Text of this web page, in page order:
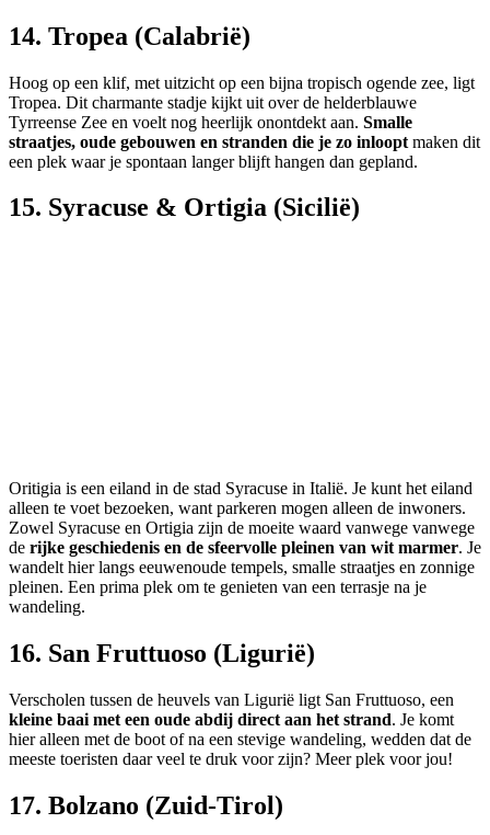
14. Tropea (Calabrië)
Hoog op een klif, met uitzicht op een bijna tropisch ogende zee, ligt
Tropea. Dit charmante stadje kijkt uit over de helderblauwe
Tyrreense Zee en voelt nog heerlijk onontdekt aan. Smalle
straatjes, oude gebouwen en stranden die je zo inloopt maken dit
een plek waar je spontaan langer blijft hangen dan gepland.
15. Syracuse & Ortigia (Sicilië)
Oritigia is een eiland in de stad Syracuse in Italië. Je kunt het eiland
alleen te voet bezoeken, want parkeren mogen alleen de inwoners.
Zowel Syracuse en Ortigia zijn de moeite waard vanwege vanwege
de rijke geschiedenis en de sfeervolle pleinen van wit marmer. Je
wandelt hier langs eeuwenoude tempels, smalle straatjes en zonnige
pleinen. Een prima plek om te genieten van een terrasje na je
wandeling.
16. San Fruttuoso (Ligurië)
Verscholen tussen de heuvels van Ligurië ligt San Fruttuoso, een
kleine baai met een oude abdij direct aan het strand. Je komt
hier alleen met de boot of na een stevige wandeling, wedden dat de
meeste toeristen daar veel te druk voor zijn? Meer plek voor jou!
17. Bolzano (Zuid-Tirol)